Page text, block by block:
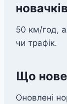
50 км/год,
чи трафік.
Що
Оновлені